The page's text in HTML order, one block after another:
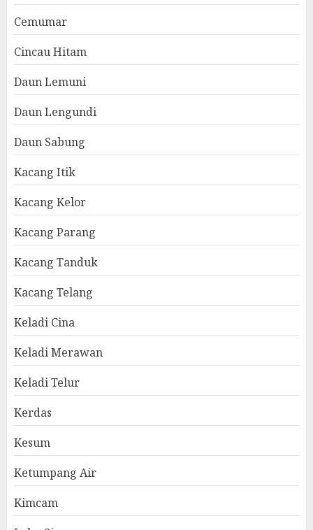
Cemumar
Cincau Hitam
Daun Lemuni
Daun Lengundi
Daun Sabung
Kacang Itik
Kacang Kelor
Kacang Parang
Kacang Tanduk
Kacang Telang
Keladi Cina
Keladi Merawan
Keladi Telur
Kerdas
Kesum
Ketumpang Air
Kimcam